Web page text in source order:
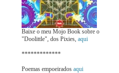
Baixe o meu Mojo Book sobre o
"Doolittle", dos Pixies, aqui
*************
Poemas empoeirados aqui